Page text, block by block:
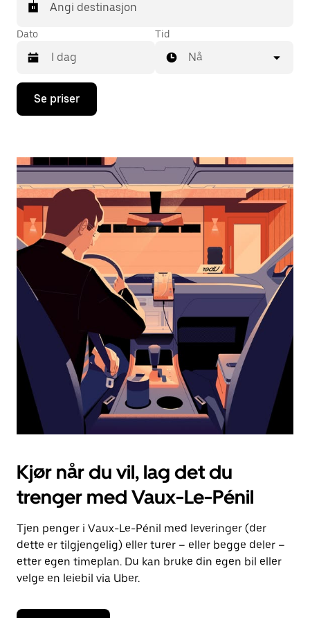
Angi destinasjon
Dato
Trykk
piltast
åpne
og
velge
dato.
Trykk
på
Esc-
knappen
kalenderen.
Tid
Nå
Se priser
Kjør når du vil, lag det du
trenger med Vaux-Le-Pénil
Tjen penger i Vaux-Le-Pénil med leveringer (der
dette er tilgjengelig) eller turer – eller begge deler –
etter egen timeplan. Du kan bruke din egen bil eller
velge en leiebil via Uber.